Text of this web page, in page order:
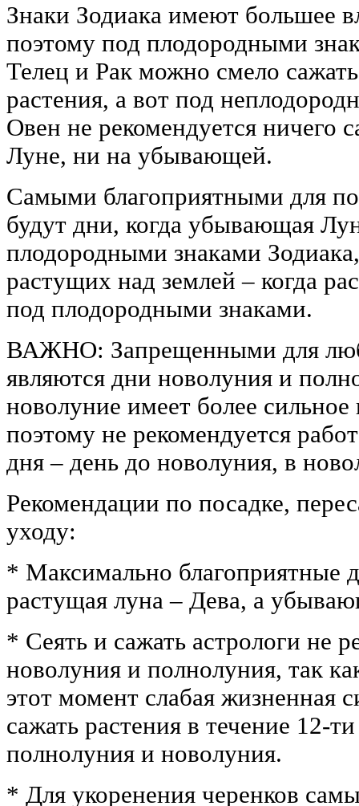
Знаки Зодиака имеют большее
поэтому под плодородными
Телец и Рак можно смело
растения, а вот под
Овен не рекомендуется ничего
Луне, ни на убывающей.
Самыми благоприятными для
будут дни, когда убывающая
плодородными знаками
растущих над землей – когда
под плодородными знаками.
ВАЖНО: Запрещенными для
являются дни новолуния и
новолуние имеет более сильное
поэтому не рекомендуется
дня – день до новолуния, в
Рекомендации по посадке,
уходу:
* Максимально благоприятные
растущая луна – Дева, а
* Сеять и сажать астрологи не
новолуния и полнолуния, так
этот момент слабая жизненная
сажать растения в течение 12-
полнолуния и новолуния.
* Для укоренения черенков